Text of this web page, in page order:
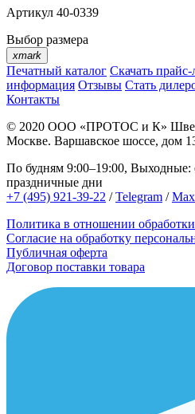
Артикул 40-0339
Выбор размера
xmark
Печатный каталог Скачать прайс-
информация Отзывы Стать
Контакты
© 2020 ООО «ПРОТОС и К»
Москве. Варшавское шоссе, дом
По будням 9:00–19:00, Выходные:
праздничные дни
+7 (495) 921-39-22 /Telegram /Max
Политика в отношении
Согласие на обработку
Публичная оферта
Договор поставки товара